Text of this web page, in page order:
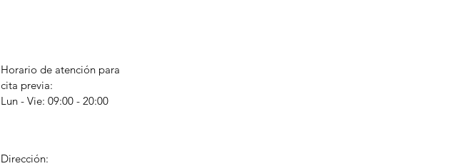
Horario de atención para
cita previa:
Lun - Vie: 09:00 - 20:00
Dirección: